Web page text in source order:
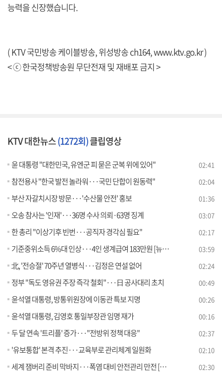
능력을 신장했습니다.
( KTV 국민방송 케이블방송, 위성방송 ch164,www.ktv.go.kr)
< ⓒ 한국정책방송원 무단전재 및 재배포 금지 >
KTV 대한뉴스(1272회)클립영상
윤 대통령 "대한민국, 유엔군 피 묻은 군복 위에 있어" 02:41
참전용사 "한국 발전 놀라워···국민 단합이 원동력" 02:04
부산 자갈치시장 방문···'수산물 안전' 홍보 01:36
오송 참사는 '인재'···36명 수사 의뢰·63명 징계 03:07
한 총리 "이상기후 빈번···공직자 경각심 필요" 02:17
기준중위소득 6%대 인상···4인 생계급여 183만원 [뉴스의 맥] 03:59
北, '전승절' 70주년 열병식···김정은 연설 없어 02:24
정부 "독도 영유권 주장 즉각 철회"···日 공사대리 초치 00:49
윤석열 대통령, 방통위원장에 이동관 특보 지명 00:26
윤석열 대통령, 김영호 통일부장관 임명 재가 00:16
두 달 연속 '트리플' 증가···"전방위 정책 대응" 02:37
'유보통합' 본격 추진···교육부로 관리체계 일원화 02:10
세계 잼버리 준비 막바지···폭염 대비 안전관리 만전 [정책현장+] 02:30